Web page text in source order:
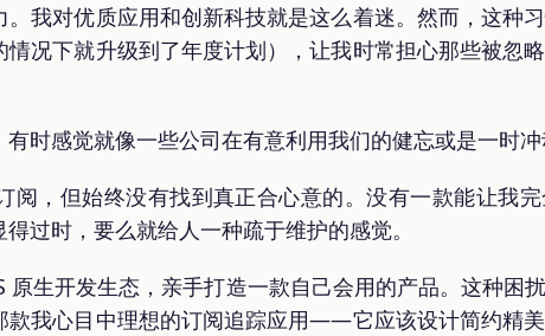
我对优质应用和创新科技就是这么着迷。然而，这种
况下就升级到了年度计划），让我时常担心那些被忽
时感觉就像一些公司在有意利用我们的健忘或是一时冲
阅，但始终没有找到真正合心意的。没有一款能让我
过时，要么就给人一种疏于维护的感觉。
原生开发生态，亲手打造一款自己会用的产品。这种困
款我心目中理想的订阅追踪应用——它应该设计简约精